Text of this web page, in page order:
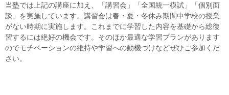
当塾では上記の講座に加え、「講習会」「全国統一模試」「個別面
談」を実施しています。講習会は春・夏・冬休み期間中学校の授業
がない時期に実施します。これまでに学習した内容を基礎から総復
習するには絶好の機会です。そのほか最適な学習プランがあります
のでモチベーションの維持や学習への動機づけなどぜひご参加くだ
さい。